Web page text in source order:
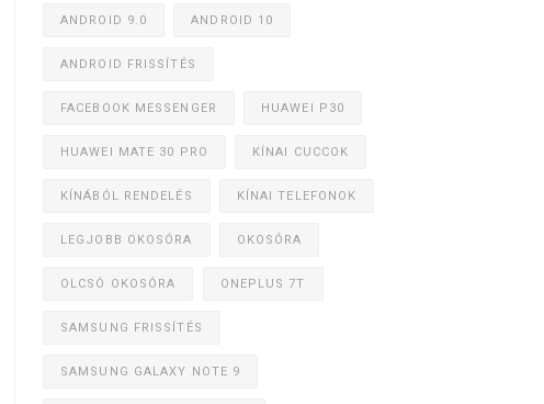
ANDROID 9.0 ANDROID 10
ANDROID FRISSÍTÉS
FACEBOOK MESSENGER HUAWEI P30
HUAWEI MATE 30 PRO KÍNAI CUCCOK
KÍNÁBÓL RENDELÉS KÍNAI TELEFONOK
LEGJOBB OKOSÓRA OKOSÓRA
OLCSÓ OKOSÓRA ONEPLUS 7T
SAMSUNG FRISSÍTÉS
SAMSUNG GALAXY NOTE 9